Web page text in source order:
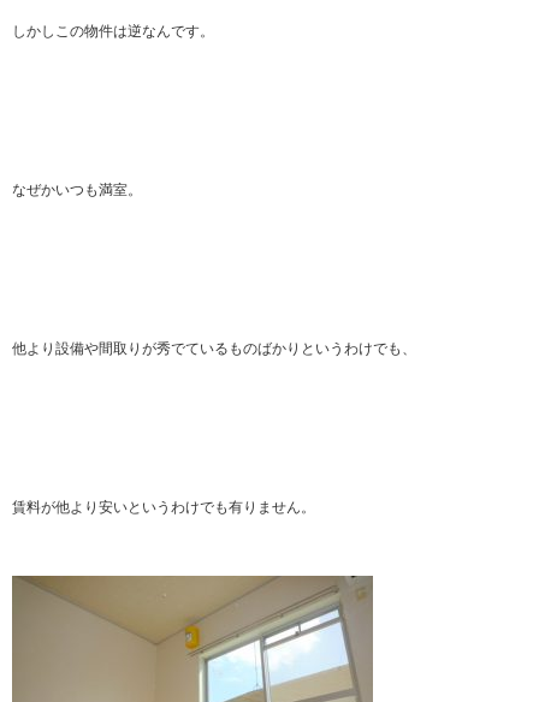
しかしこの物件は逆なんです。
なぜかいつも満室。
他より設備や間取りが秀でているものばかりというわけでも、
賃料が他より安いというわけでも有りません。